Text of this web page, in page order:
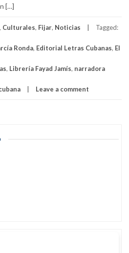
[…]
, Culturales, Fijar, Noticias Tagged:
Ronda, Editorial Letras Cubanas, El
, Librería Fayad Jamís, narradora
Leave a comment